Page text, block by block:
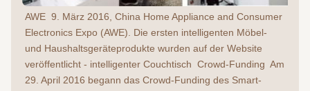
AWE  9. März 2016, China Home Appliance and Consumer
Electronics Expo (AWE). Die ersten intelligenten Möbel-
und Haushaltsgeräteprodukte wurden auf der Website
veröffentlicht - intelligenter Couchtisch  Crowd-Funding  Am
29. April 2016 begann das Crowd-Funding des Smart-